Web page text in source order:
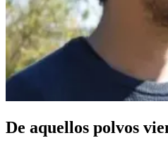
De aquellos polvos